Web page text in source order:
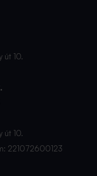
út 10.
út 10.
221072600123